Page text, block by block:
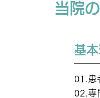
当院
基
01.患
02.専